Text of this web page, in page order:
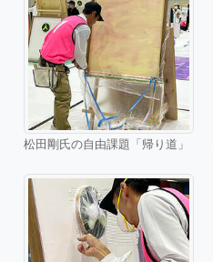
松田剛氏の自由課題「帰り道」